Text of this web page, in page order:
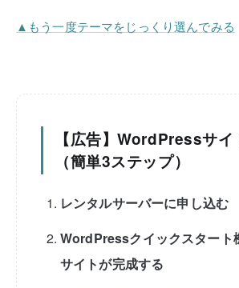
▲もう一度テーマをじっくり選んでみる
【広告】WordPressサ
（簡単3ステップ）
レンタルサーバーに申し込む
WordPressクイックスタート
サイトが完成する